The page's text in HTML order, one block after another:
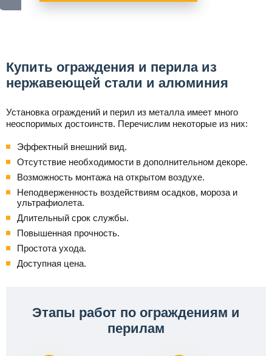
Купить ограждения и перила из
нержавеющей стали и алюминия
Установка ограждений и перил из металла имеет много
неоспоримых достоинств. Перечислим некоторые из них:
Эффектный внешний вид.
Отсутствие необходимости в дополнительном декоре.
Возможность монтажа на открытом воздухе.
Неподверженность воздействиям осадков, мороза и
ультрафиолета.
Длительный срок службы.
Повышенная прочность.
Простота ухода.
Доступная цена.
Этапы работ по ограждениям и
перилам